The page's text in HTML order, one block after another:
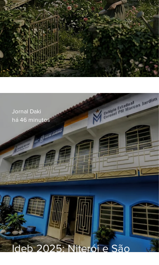
Ideb 2025: Niterói e São
Jornal Daki
há 46 minutos